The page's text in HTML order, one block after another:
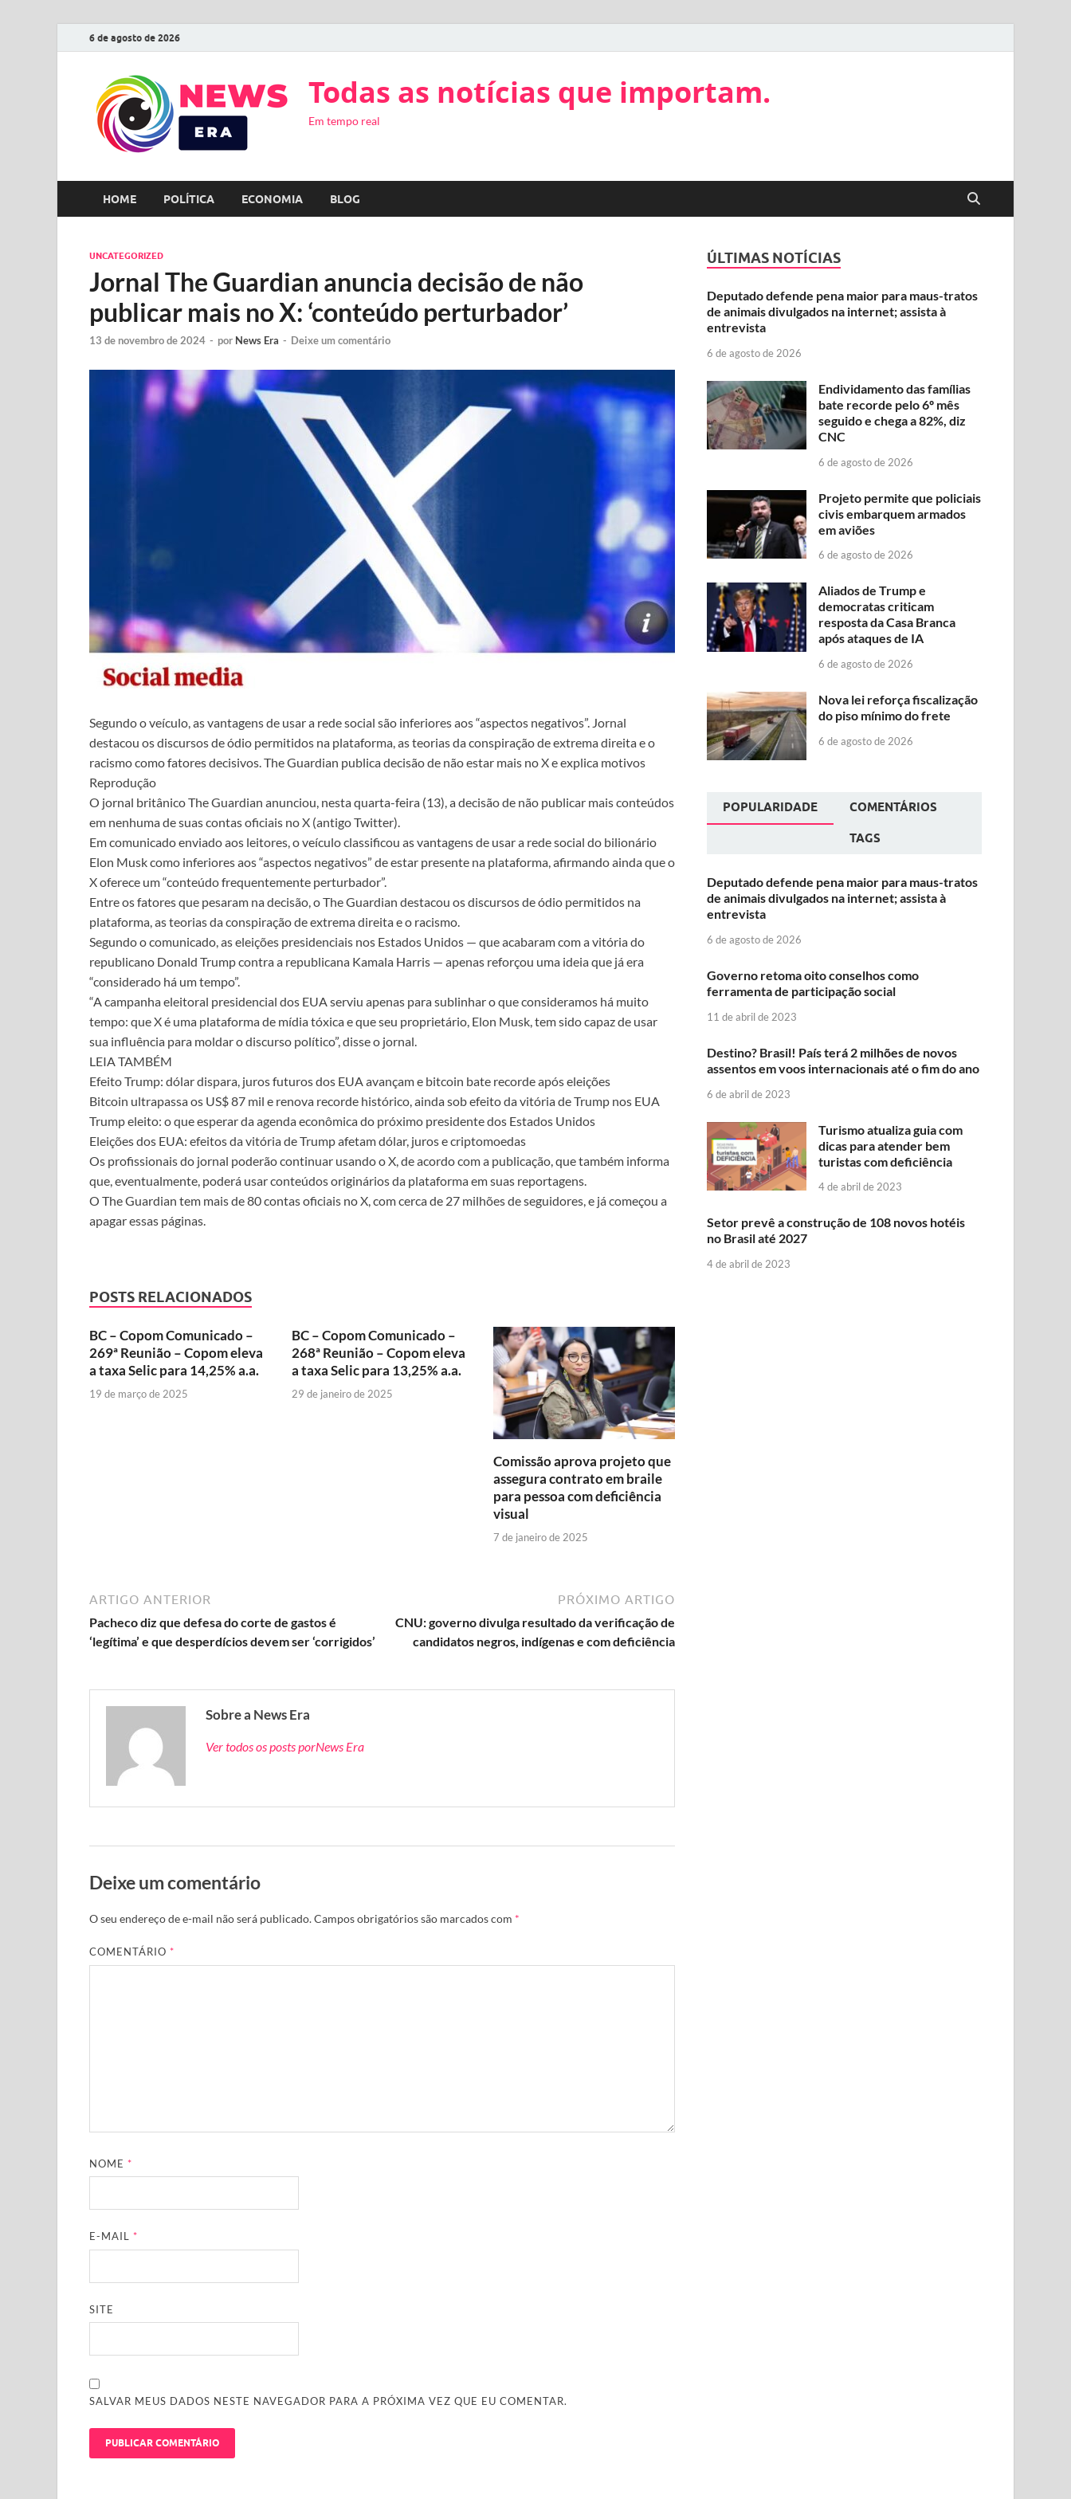
6 de agosto de 2026
Todas as notícias que importam.
Em tempo real
HOME POLÍTICA ECONOMIA BLOG
UNCATEGORIZED
Jornal The Guardian anuncia decisão de não
publicar mais no X: ‘conteúdo perturbador’
13 de novembro de 2024 - por News Era - Deixe um comentário
Segundo o veículo, as vantagens de usar a rede social são inferiores aos “aspectos negativos”. Jornal
destacou os discursos de ódio permitidos na plataforma, as teorias da conspiração de extrema direita e o
racismo como fatores decisivos. The Guardian publica decisão de não estar mais no X e explica motivos
Reprodução
O jornal britânico The Guardian anunciou, nesta quarta-feira (13), a decisão de não publicar mais conteúdos
em nenhuma de suas contas oficiais no X (antigo Twitter).
Em comunicado enviado aos leitores, o veículo classificou as vantagens de usar a rede social do bilionário
Elon Musk como inferiores aos “aspectos negativos” de estar presente na plataforma, afirmando ainda que o
X oferece um “conteúdo frequentemente perturbador”.
Entre os fatores que pesaram na decisão, o The Guardian destacou os discursos de ódio permitidos na
plataforma, as teorias da conspiração de extrema direita e o racismo.
Segundo o comunicado, as eleições presidenciais nos Estados Unidos — que acabaram com a vitória do
republicano Donald Trump contra a republicana Kamala Harris — apenas reforçou uma ideia que já era
“considerado há um tempo”.
“A campanha eleitoral presidencial dos EUA serviu apenas para sublinhar o que consideramos há muito
tempo: que X é uma plataforma de mídia tóxica e que seu proprietário, Elon Musk, tem sido capaz de usar
sua influência para moldar o discurso político”, disse o jornal.
LEIA TAMBÉM
Efeito Trump: dólar dispara, juros futuros dos EUA avançam e bitcoin bate recorde após eleições
Bitcoin ultrapassa os US$ 87 mil e renova recorde histórico, ainda sob efeito da vitória de Trump nos EUA
Trump eleito: o que esperar da agenda econômica do próximo presidente dos Estados Unidos
Eleições dos EUA: efeitos da vitória de Trump afetam dólar, juros e criptomoedas
Os profissionais do jornal poderão continuar usando o X, de acordo com a publicação, que também informa
que, eventualmente, poderá usar conteúdos originários da plataforma em suas reportagens.
O The Guardian tem mais de 80 contas oficiais no X, com cerca de 27 milhões de seguidores, e já começou a
apagar essas páginas.
POSTS RELACIONADOS
BC – Copom Comunicado –
269ª Reunião – Copom eleva
a taxa Selic para 14,25% a.a.
19 de março de 2025
BC – Copom Comunicado –
268ª Reunião – Copom eleva
a taxa Selic para 13,25% a.a.
29 de janeiro de 2025
Comissão aprova projeto que
assegura contrato em braile
para pessoa com deficiência
visual
7 de janeiro de 2025
ARTIGO ANTERIOR
Pacheco diz que defesa do corte de gastos é
‘legítima’ e que desperdícios devem ser ‘corrigidos’
PRÓXIMO ARTIGO
CNU: governo divulga resultado da verificação de
candidatos negros, indígenas e com deficiência
Sobre a News Era
Ver todos os posts porNews Era
Deixe um comentário
O seu endereço de e-mail não será publicado.Campos obrigatórios são marcados com *
COMENTÁRIO*
NOME*
E-MAIL*
SITE
SALVAR MEUS DADOS NESTE NAVEGADOR PARA A PRÓXIMA VEZ QUE EU COMENTAR.
ÚLTIMAS NOTÍCIAS
Deputado defende pena maior para maus-tratos
de animais divulgados na internet; assista à
entrevista
6 de agosto de 2026
Endividamento das famílias
bate recorde pelo 6º mês
seguido e chega a 82%, diz
CNC
6 de agosto de 2026
Projeto permite que policiais
civis embarquem armados
em aviões
6 de agosto de 2026
Aliados de Trump e
democratas criticam
resposta da Casa Branca
após ataques de IA
6 de agosto de 2026
Nova lei reforça fiscalização
do piso mínimo do frete
6 de agosto de 2026
POPULARIDADE COMENTÁRIOS
TAGS
Deputado defende pena maior para maus-tratos
de animais divulgados na internet; assista à
entrevista
6 de agosto de 2026
Governo retoma oito conselhos como
ferramenta de participação social
11 de abril de 2023
Destino? Brasil! País terá 2 milhões de novos
assentos em voos internacionais até o fim do ano
6 de abril de 2023
Turismo atualiza guia com
dicas para atender bem
turistas com deficiência
4 de abril de 2023
Setor prevê a construção de 108 novos hotéis
no Brasil até 2027
4 de abril de 2023